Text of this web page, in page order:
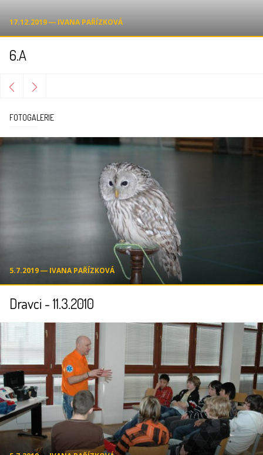
17.12.2019 ― IVANA PAŘÍZKOVÁ
6.A
FOTOGALERIE
5.7.2019 ― IVANA PAŘÍZKOVÁ
Dravci - 11.3.2010